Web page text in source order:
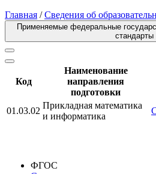
Главная /Сведения об
Применяемые федеральные
стандарты
Код
Наименование
направления
подготовки
01.03.02
Прикладная математика
и информатика
ФГОС